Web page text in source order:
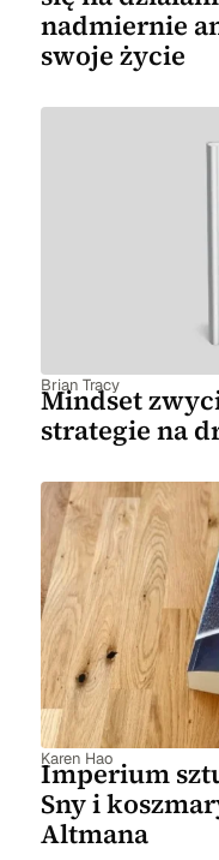
nadmiernie
swoje życie
Brian Tracy
Mindset
strategie na
Karen Hao
Imperium
Sny i
Altmana